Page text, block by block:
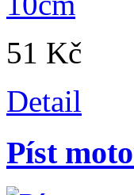
51 Kč
Detail
Píst